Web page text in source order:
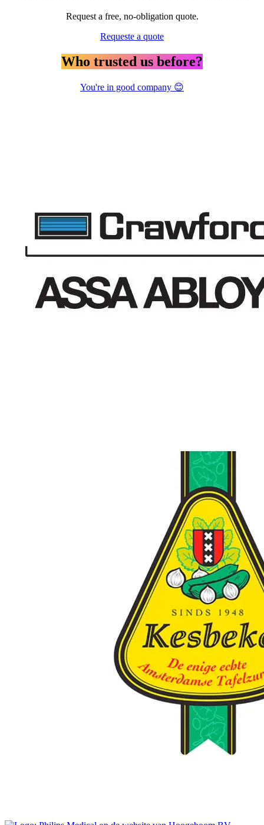
Request a free, no-obligation quote.
Requeste a quote
Who trusted us before?
You're in good company 😊